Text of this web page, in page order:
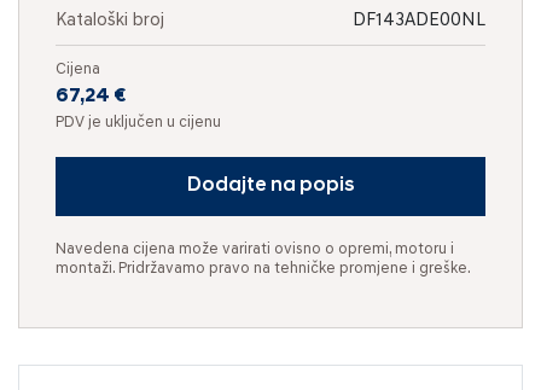
Kataloški broj DF143ADE00NL
Cijena
67,24 €
PDV je uključen u cijenu
Dodajte na popis
Navedena cijena može varirati ovisno o opremi, motoru i
montaži. Pridržavamo pravo na tehničke promjene i greške.